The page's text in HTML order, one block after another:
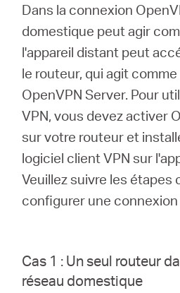
propos
Mercusys
Canada
Français
Dans la connexion
domestique peut agir
l'appareil distant peut
le routeur, qui agit
OpenVPN Server. Pour
VPN, vous devez activer
sur votre routeur et
logiciel client VPN sur
Veuillez suivre les étapes
configurer une connexion
Cas 1 : Un seul routeur
réseau domestique